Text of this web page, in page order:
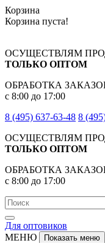
Корзина
Корзина пуста!
ОСУЩЕСТВЛЯМ
ТОЛЬКО ОПТОМ
ОБРАБОТКА
с 8:00 до 17:00
8 (495) 637-63-48 8
ОСУЩЕСТВЛЯМ
ТОЛЬКО ОПТОМ
ОБРАБОТКА
с 8:00 до 17:00
Для оптовиков
МЕНЮ
Показать меню